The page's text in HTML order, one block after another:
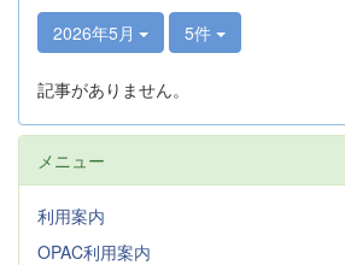
2026年5月 5件
記事がありません。
メニュー
利用案内
OPAC利用案内